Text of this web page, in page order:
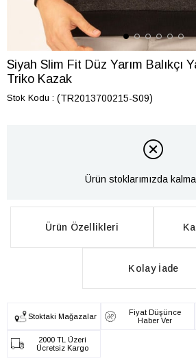
Siyah Slim Fit Düz Yarım Balıkçı
Triko Kazak
Stok Kodu (TR2013700215-S09)
Ürün stoklarımızda
Ürün Özellikleri
Kolay İade
Stoktaki Mağazalar
Fiyat Düşünce
Haber Ver
2000 TL Üzeri
Ücretsiz Kargo